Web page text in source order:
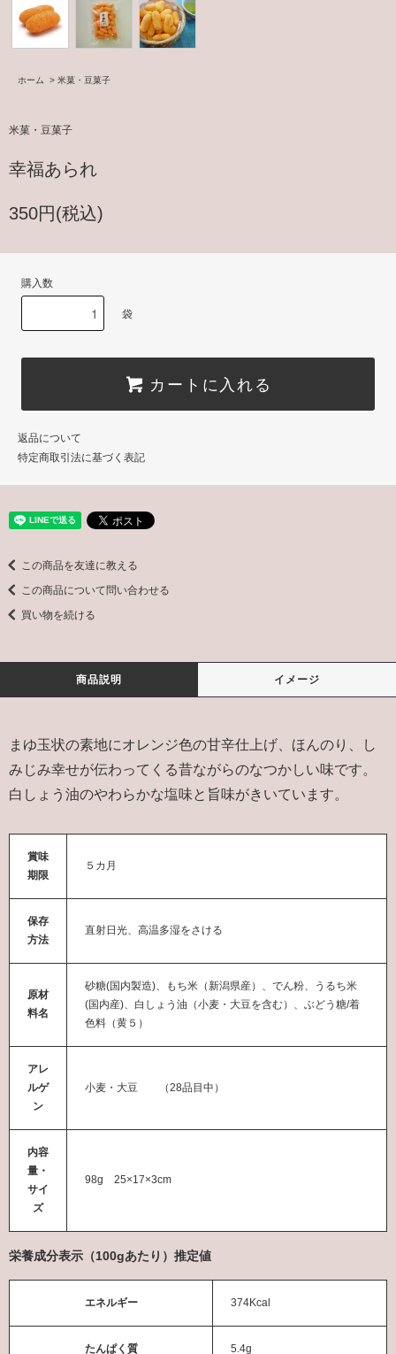
ホーム > 米菓・豆菓子
米菓・豆菓子
幸福あられ
350円(税込)
購入数
袋
カートに入れる
返品について
特定商取引法に基づく表記
この商品を友達に教える
この商品について問い合わせる
買い物を続ける
商品説明 イメージ
まゆ玉状の素地にオレンジ色の甘辛仕上げ、ほんのり、し
みじみ幸せが伝わってくる昔ながらのなつかしい味です。
白しょう油のやわらかな塩味と旨味がきいています。
賞味
期限
５カ月
保存
方法
直射日光、高温多湿をさける
原材
料名
砂糖(国内製造)、もち米（新潟県産）、でん粉、うるち米
(国内産)、白しょう油（小麦・大豆を含む）、ぶどう糖/着
色料（黄５）
アレ
ルゲ
ン
小麦・大豆 （28品目中）
内容
量・
サイ
ズ
98g 25×17×3cm
栄養成分表示（100gあたり）推定値
エネルギー 374Kcal
たんぱく質 5.4g